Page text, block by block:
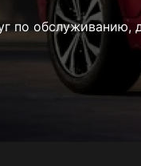
по обслуживанию,